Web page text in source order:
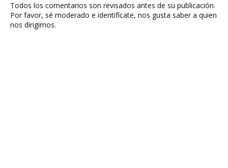
Todos los comentarios son revisados antes de su publicación.
Por favor, sé moderado e identifícate, nos gusta saber a quien
nos dirigimos.